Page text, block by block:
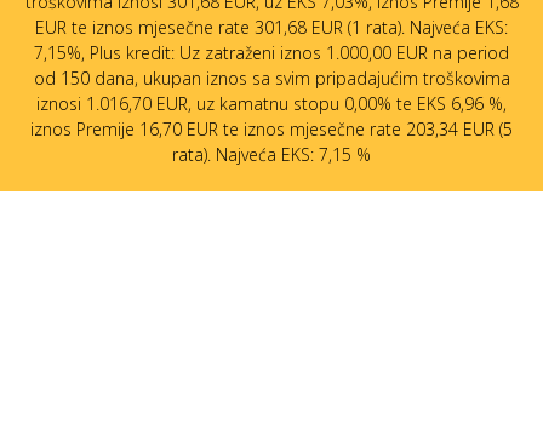
EUR te iznos mjesečne rate 301,68 EUR (1 rata). Najveća EKS:
7,15%, Plus kredit: Uz zatraženi iznos 1.000,00 EUR na period
od 150 dana, ukupan iznos sa svim pripadajućim troškovima
iznosi 1.016,70 EUR, uz kamatnu stopu 0,00% te EKS 6,96 %,
iznos Premije 16,70 EUR te iznos mjesečne rate 203,34 EUR (5
rata). Najveća EKS: 7,15 %